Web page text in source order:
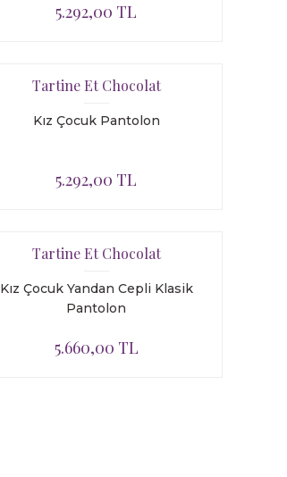
5.292,00 TL
Tartine Et Chocolat
Kız Çocuk Pantolon
5.292,00 TL
Tartine Et Chocolat
Kız Çocuk Yandan Cepli Klasik
Pantolon
5.660,00 TL